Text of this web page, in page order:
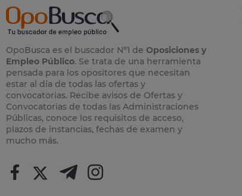
OpoBusca es el buscador Nº1 de Oposiciones y
Empleo Público. Se trata de una herramienta
pensada para los opositores que necesitan
estar al día de todas las ofertas y
convocatorias. Recibe avisos de Ofertas y
Convocatorias de todas las Administraciones
Públicas, conoce los requisitos de acceso,
plazos de instancias, fechas de examen y
mucho más.